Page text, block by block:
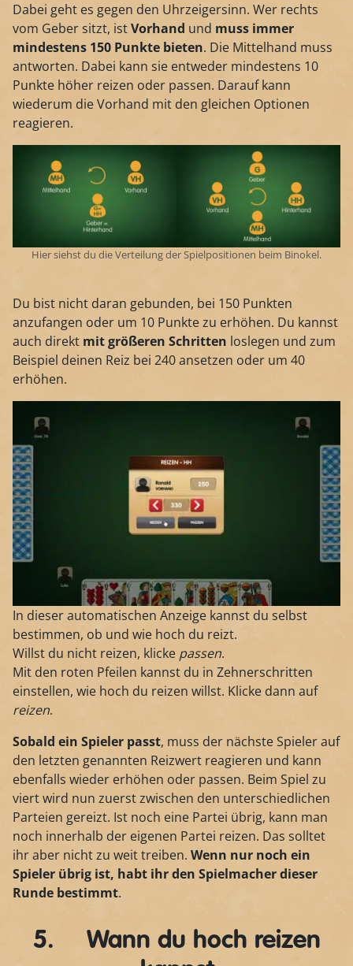
Dabei geht es gegen den Uhrzeigersinn. Wer rechts
vom Geber sitzt, istVorhand und muss immer
mindestens 150 Punkte bieten. Die Mittelhand muss
antworten. Dabei kann sie entweder mindestens 10
Punkte höher reizen oder passen. Darauf kann
wiederum die Vorhand mit den gleichen Optionen
reagieren.
Hier siehst du die Verteilung der Spielpositionen beim Binokel.
Du bist nicht daran gebunden, bei 150 Punkten
anzufangen oder um 10 Punkte zu erhöhen. Du kannst
auch direkt mit größeren Schritten loslegen und zum
Beispiel deinen Reiz bei 240 ansetzen oder um 40
erhöhen.
In dieser automatischen Anzeige kannst du selbst
bestimmen, ob und wie hoch du reizt.
Willst du nicht reizen, klicke passen.
Mit den roten Pfeilen kannst du in Zehnerschritten
einstellen, wie hoch du reizen willst. Klicke dann auf
reizen.
Sobald ein Spieler passt, muss der nächste Spieler auf
den letzten genannten Reizwert reagieren und kann
ebenfalls wieder erhöhen oder passen. Beim Spiel zu
viert wird nun zuerst zwischen den unterschiedlichen
Parteien gereizt. Ist noch eine Partei übrig, kann man
noch innerhalb der eigenen Partei reizen. Das solltet
ihr aber nicht zu weit treiben. Wenn nur noch ein
Spieler übrig ist, habt ihr den Spielmacher dieser
Runde bestimmt.
5. Wann du hoch reizen